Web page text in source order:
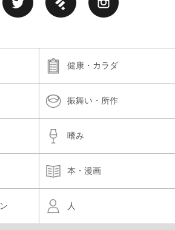
健康・カラダ
振舞い・所作
嗜み
本・漫画
人